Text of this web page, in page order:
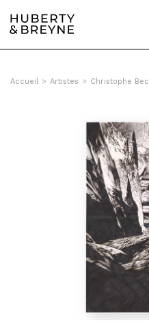
Accueil > Artistes > Christophe Bec